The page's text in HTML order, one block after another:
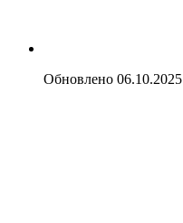
Обновлено 06.10.2025